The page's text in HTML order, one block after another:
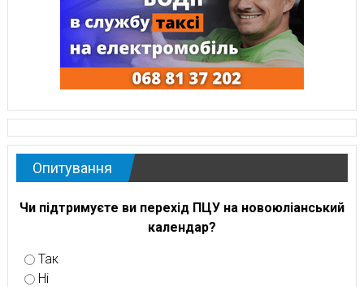
Опитування
Чи підтримуєте ви перехід ПЦУ на новоюліанський
календар?
Так
Ні